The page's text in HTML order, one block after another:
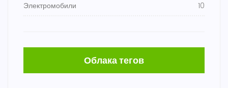
Электромобили 10
Облака тегов